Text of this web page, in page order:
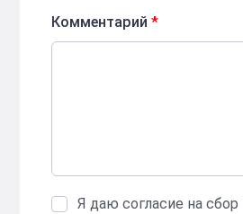
Комментарий *
Я даю согласие на